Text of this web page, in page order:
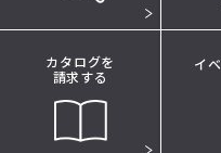
カタログを
請求する
イ